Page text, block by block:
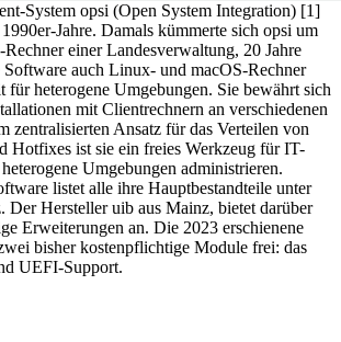
System opsi (Open System Integration) [1]
Jahre. Damals kümmerte sich opsi um
einer Landesverwaltung, 20 Jahre
Software auch Linux- und macOS-Rechner
für heterogene Umgebungen. Sie bewährt sich
mit Clientrechnern an verschiedenen
zentralisierten Ansatz für das Verteilen von
Hotfixes ist sie ein freies Werkzeug für IT-
Umgebungen administrieren.
listet alle ihre Hauptbestandteile unter
Hersteller uib aus Mainz, bietet darüber
Erweiterungen an. Die 2023 erschienene
bisher kostenpflichtige Module frei: das
UEFI-Support.